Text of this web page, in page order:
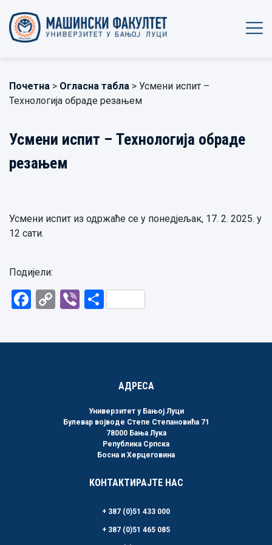
Почетна > Огласна табла > Усмени испит –
Технологија обраде резањем
Усмени испит – Технологија обраде
резањем
Усмени испит из одржаће се у понедјељак, 17. 2. 2025. у
12 сати.
Подијели:
Facebook
CopyViberShare
АДРЕСА
Универзитет у Бањој Луци
Булевар војводе Степе Степановића 71
78000 Бања Лука
Република Српска
Босна и Херцеговина
КОНТАКТИРАЈТЕ НАС
+ 387 (0)51 433 000
+ 387 (0)51 465 085